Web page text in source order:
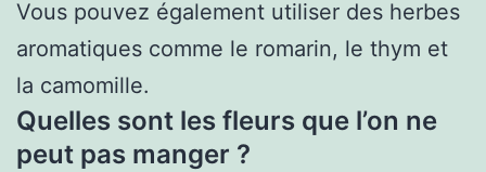
Vous pouvez également utiliser des herbes
aromatiques comme le romarin, le thym et
la camomille.
Quelles sont les fleurs que l’on ne
peut pas manger ?